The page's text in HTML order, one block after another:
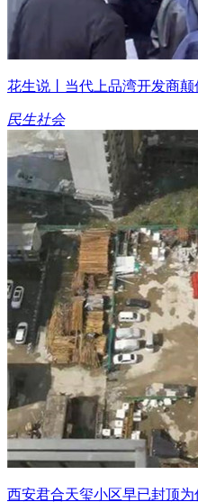
花生说丨当代上品湾开发商
民生社会
西安君合天玺小区早已封顶